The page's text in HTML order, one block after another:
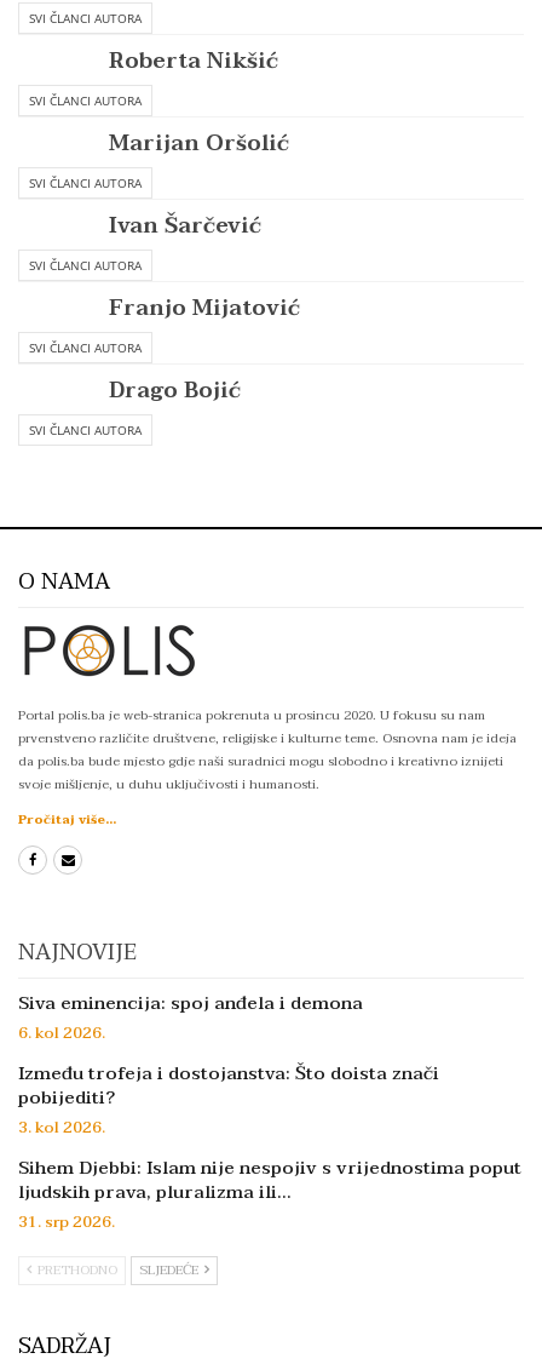
SVI ČLANCI AUTORA
Roberta Nikšić
SVI ČLANCI AUTORA
Marijan Oršolić
SVI ČLANCI AUTORA
Ivan Šarčević
SVI ČLANCI AUTORA
Franjo Mijatović
SVI ČLANCI AUTORA
Drago Bojić
SVI ČLANCI AUTORA
O NAMA
Portal polis.ba je web-stranica pokrenuta u prosincu 2020. U fokusu su nam
prvenstveno različite društvene, religijske i kulturne teme. Osnovna nam je ideja
da polis.ba bude mjesto gdje naši suradnici mogu slobodno i kreativno iznijeti
svoje mišljenje, u duhu uključivosti i humanosti.
Pročitaj više...
NAJNOVIJE
Siva eminencija: spoj anđela i demona
6. kol 2026.
Između trofeja i dostojanstva: Što doista znači
pobijediti?
3. kol 2026.
Sihem Djebbi: Islam nije nespojiv s vrijednostima poput
ljudskih prava, pluralizma ili…
31. srp 2026.
PRETHODNO SLJEDEĆE
SADRŽAJ